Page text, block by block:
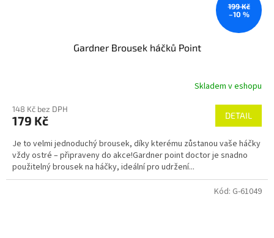
199 Kč
–10 %
Gardner Brousek háčků Point
Skladem v eshopu
148 Kč bez DPH
179 Kč DETAIL
Je to velmi jednoduchý brousek, díky kterému zůstanou vaše háčky
vždy ostré – připraveny do akce!Gardner point doctor je snadno
použitelný brousek na háčky, ideální pro udržení...
Kód: G-61049